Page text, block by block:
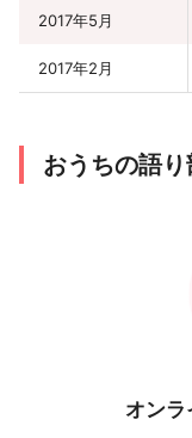
2017年5月
2017年2月
おうちの語
オンラ